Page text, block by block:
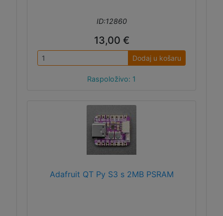
ID:12860
13,00 €
Dodaj u košaru
Raspoloživo: 1
Adafruit QT Py S3 s 2MB PSRAM